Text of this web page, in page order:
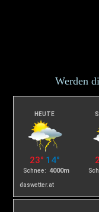
Werden